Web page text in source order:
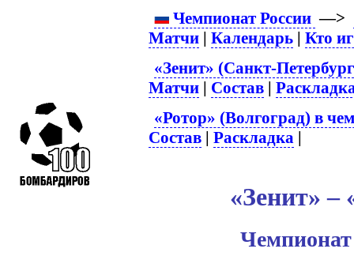
Чемпионат России —>
Матчи |Календарь |Кто
«Зенит» (Санкт-
Матчи | Состав |
«Ротор» (Волгоград) в
Состав |Раскладка |
«Зенит» –
Чемпионат